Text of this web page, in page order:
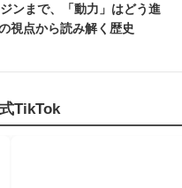
ンまで、「動力」はどう進
視点から読み解く歴史
TikTok